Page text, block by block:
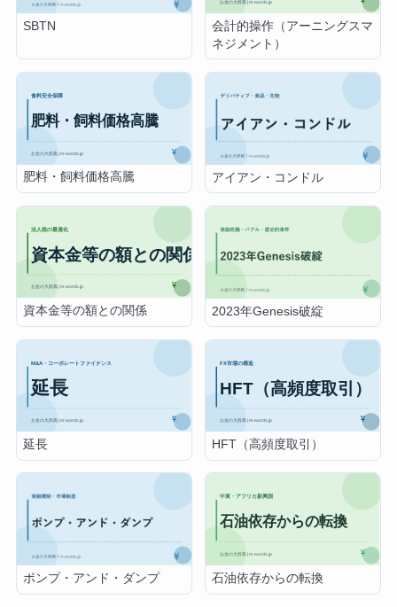
SBTN
会計的操作（アーニングスマ
ネジメント）
肥料・飼料価格高騰 アイアン・コンドル
資本金等の額との関係 2023年Genesis破綻
延長 HFT（高頻度取引）
ポンプ・アンド・ダンプ 石油依存からの転換